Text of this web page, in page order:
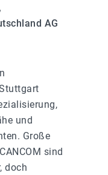
AG
und
Große
sind
doch